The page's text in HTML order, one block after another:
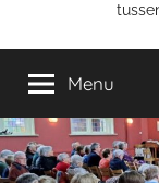
Menu